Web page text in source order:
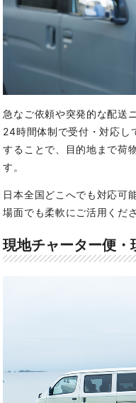
急なご依頼や突発的な配送
24時間体制で受付・対応し
することで、目的地まで荷
す。
日本全国どこへでも対応可
場面でも柔軟にご活用くださ
現地チャーター便・